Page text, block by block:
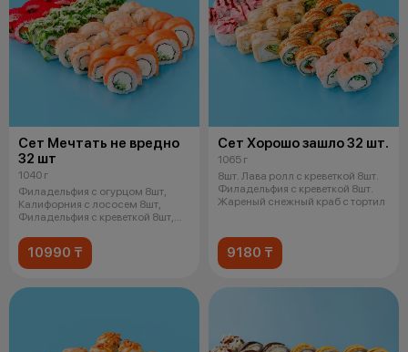
Сет Мечтать не вредно
32 шт
1040 г
Филадельфия с огурцом 8шт,
Калифорния с лососем 8шт,
Филадельфия с креветкой 8шт,
10990 ₸
Сет Хорошо зашло 32 шт.
1065 г
8шт. Лава ролл с креветкой 8шт.
Филадельфия с креветкой 8шт.
Жареный снежный краб с тортил
9180 ₸